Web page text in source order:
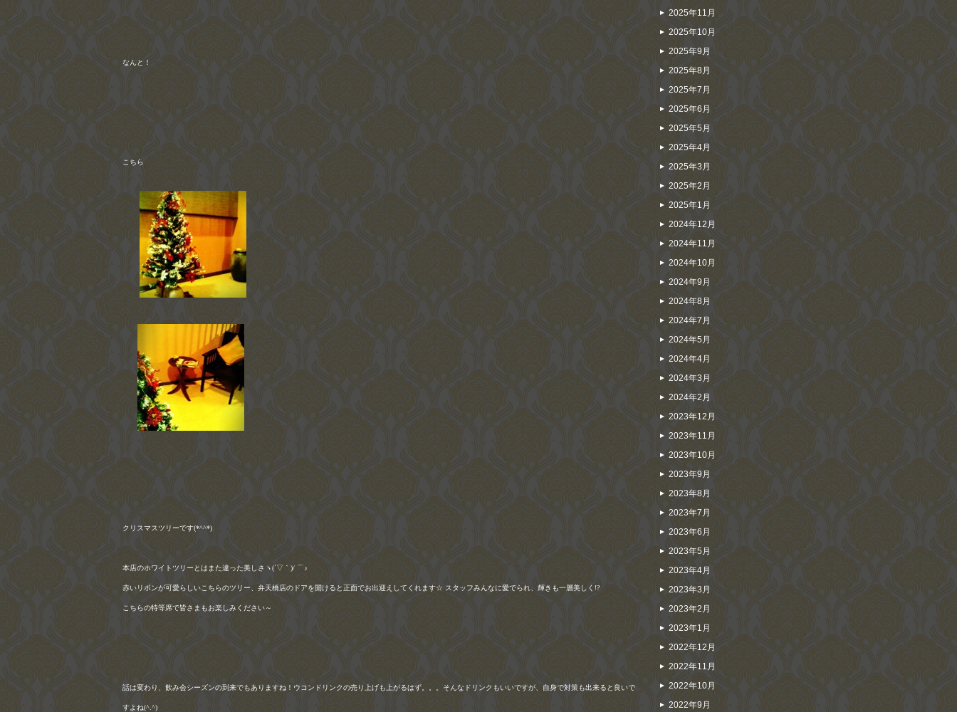
なんと！
こちら
クリスマスツリーです(*^^*)
本店のホワイトツリーとはまた違った美しさヽ(´▽｀ )/ ⌒♪
赤いリボンが可愛らしいこちらのツリー、弁天橋店のドアを開けると正面でお出迎えしてくれます☆ スタッフみんなに愛でられ、輝きも一層美しく !?
こちらの特等席で皆さまもお楽しみください～
話は変わり、飲み会シーズンの到来でもありますね！ウコンドリンクの売り上げも上がるはず。。。そんなドリンクもいいですが、自身で対策も出来ると良いで
すよね(^.^)
2025年11月
2025年10月
2025年9月
2025年8月
2025年7月
2025年6月
2025年5月
2025年4月
2025年3月
2025年2月
2025年1月
2024年12月
2024年11月
2024年10月
2024年9月
2024年8月
2024年7月
2024年5月
2024年4月
2024年3月
2024年2月
2023年12月
2023年11月
2023年10月
2023年9月
2023年8月
2023年7月
2023年6月
2023年5月
2023年4月
2023年3月
2023年2月
2023年1月
2022年12月
2022年11月
2022年10月
2022年9月